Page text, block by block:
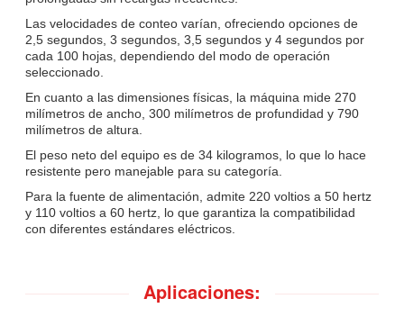
Las velocidades de conteo varían, ofreciendo opciones de
2,5 segundos, 3 segundos, 3,5 segundos y 4 segundos por
cada 100 hojas, dependiendo del modo de operación
seleccionado.
En cuanto a las dimensiones físicas, la máquina mide 270
milímetros de ancho, 300 milímetros de profundidad y 790
milímetros de altura.
El peso neto del equipo es de 34 kilogramos, lo que lo hace
resistente pero manejable para su categoría.
Para la fuente de alimentación, admite 220 voltios a 50 hertz
y 110 voltios a 60 hertz, lo que garantiza la compatibilidad
con diferentes estándares eléctricos.
Aplicaciones: